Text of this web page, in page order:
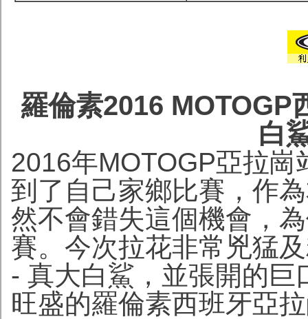
羅倫素2016 MOTOGP
白
2016年MOTOGP亞拉
到了自己家鄉比賽，作
然不會錯失這個機會，
賽。今次拉花非常兇猛
- 真大白鯊，並張開的
旺盛的羅倫素西班牙亞